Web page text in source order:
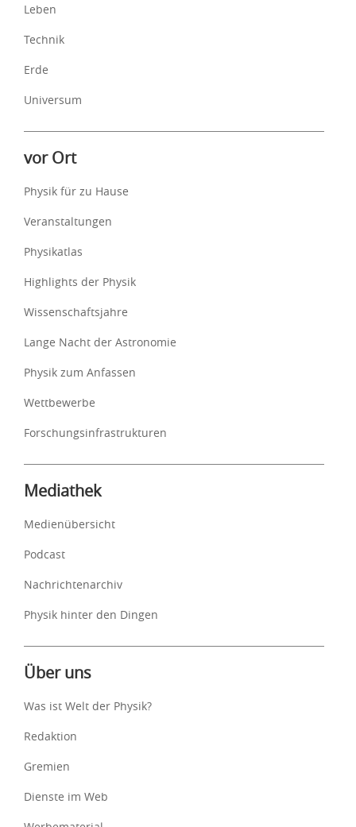
Leben
Technik
Erde
Universum
vor Ort
Physik für zu Hause
Veranstaltungen
Physikatlas
Highlights der Physik
Wissenschaftsjahre
Lange Nacht der Astronomie
Physik zum Anfassen
Wettbewerbe
Forschungsinfrastrukturen
Mediathek
Medienübersicht
Podcast
Nachrichtenarchiv
Physik hinter den Dingen
Über uns
Was ist Welt der Physik?
Redaktion
Gremien
Dienste im Web